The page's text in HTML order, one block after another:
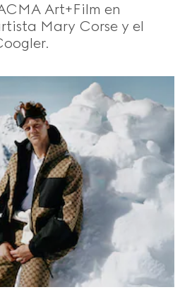
Art+Film en
Mary Corse y el